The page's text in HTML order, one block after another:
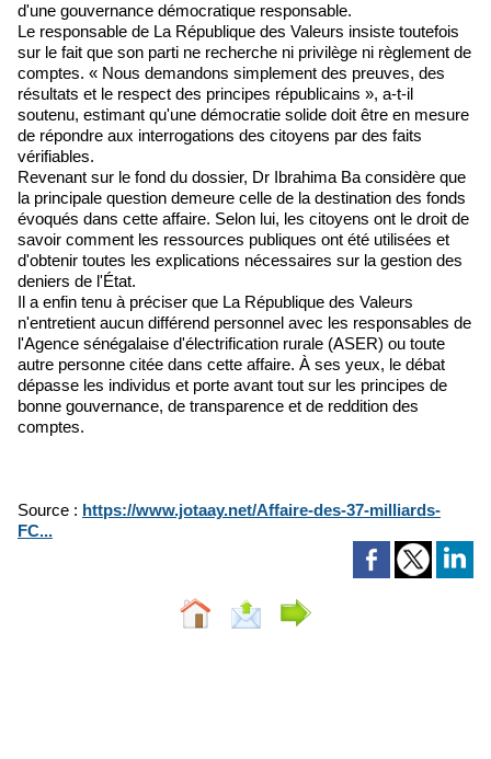
d'une gouvernance démocratique responsable.
Le responsable de La République des Valeurs insiste toutefois
sur le fait que son parti ne recherche ni privilège ni règlement de
comptes. « Nous demandons simplement des preuves, des
résultats et le respect des principes républicains », a-t-il
soutenu, estimant qu'une démocratie solide doit être en mesure
de répondre aux interrogations des citoyens par des faits
vérifiables.
Revenant sur le fond du dossier, Dr Ibrahima Ba considère que
la principale question demeure celle de la destination des fonds
évoqués dans cette affaire. Selon lui, les citoyens ont le droit de
savoir comment les ressources publiques ont été utilisées et
d'obtenir toutes les explications nécessaires sur la gestion des
deniers de l'État.
Il a enfin tenu à préciser que La République des Valeurs
n'entretient aucun différend personnel avec les responsables de
l'Agence sénégalaise d'électrification rurale (ASER) ou toute
autre personne citée dans cette affaire. À ses yeux, le débat
dépasse les individus et porte avant tout sur les principes de
bonne gouvernance, de transparence et de reddition des
comptes.
Source : https://www.jotaay.net/Affaire-des-37-milliards-
FC...